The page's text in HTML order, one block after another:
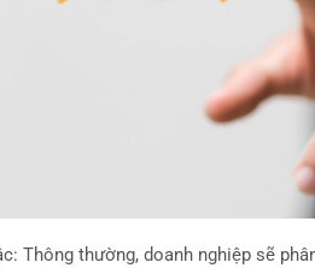
Thông thường, doanh nghiệp sẽ